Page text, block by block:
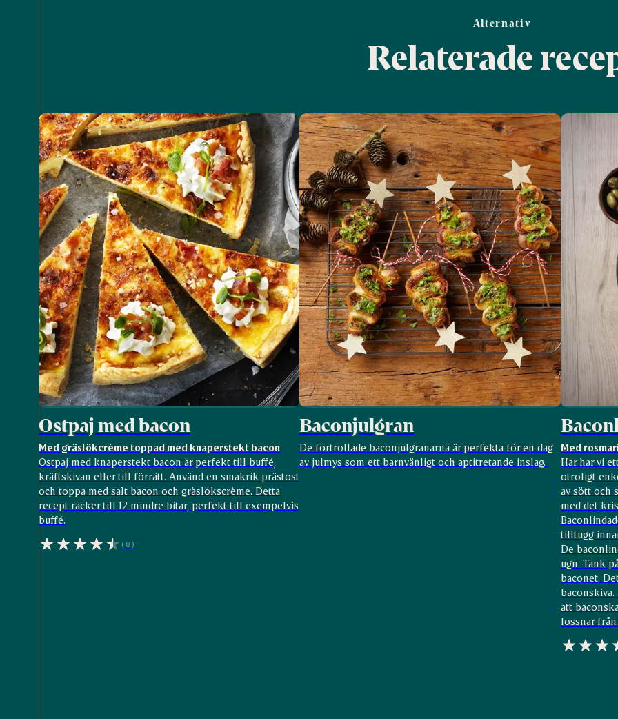
Alternativ
Relaterade
Ostpaj med bacon
Med gräslökcrème toppad med knaperstekt bacon
Ostpaj med knaperstekt bacon är perfekt till buffé,
kräftskivan eller till förrätt. Använd en smakrik prästost
och toppa med salt bacon och gräslökscrème. Detta
recept räcker till 12 mindre bitar, perfekt till exempelvis
buffé.
(8)
Baconjulgran
De förtrollade baconjulgranarna är perfekta för en dag
av julmys som ett barnvänligt och aptitretande inslag.
Med
Här har vi
otroligt
av sött och
med det
tilltugg
De
ugn. Tänk
baconet.
att
lossnar